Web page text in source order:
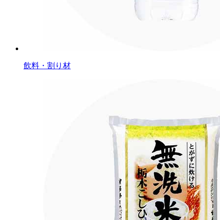
飲料・割り材